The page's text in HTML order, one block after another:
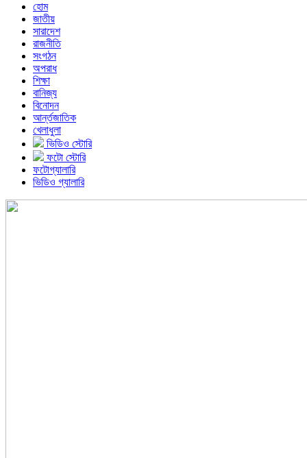
হোম
জাতীয়
সারাদেশ
রাজনীতি
সংগঠন
অপরাধ
শিক্ষা
বানিজ্য
বিনোদন
আর্ন্তজাতিক
খেলাধুলা
ভিডিও স্টোরি
ফটো স্টোরি
ফটোগ্যালারি
ভিডিও গ্যালারি